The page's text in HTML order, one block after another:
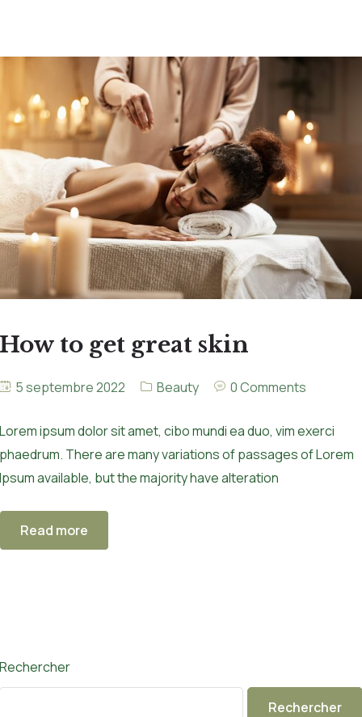
How to get great skin
5 septembre 2022 Beauty 0 Comments
Lorem ipsum dolor sit amet, cibo mundi ea duo, vim exerci
phaedrum. There are many variations of passages of Lorem
Ipsum available, but the majority have alteration
Read more
Rechercher
Rechercher